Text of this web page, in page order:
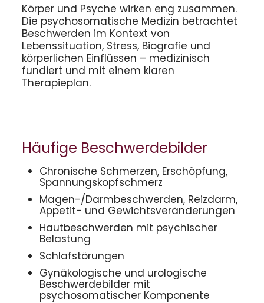
Körper und Psyche wirken eng zusammen.
Die psychosomatische Medizin betrachtet
Beschwerden im Kontext von
Lebenssituation, Stress, Biografie und
körperlichen Einflüssen – medizinisch
fundiert und mit einem klaren
Therapieplan.
Häufige Beschwerdebilder
Chronische Schmerzen, Erschöpfung,
Spannungskopfschmerz
Magen-/Darmbeschwerden, Reizdarm,
Appetit- und Gewichtsveränderungen
Hautbeschwerden mit psychischer
Belastung
Schlafstörungen
Gynäkologische und urologische
Beschwerdebilder mit
psychosomatischer Komponente